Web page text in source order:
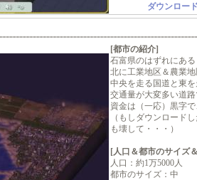
ダウンロー
[都市の紹介]
石富県のはずれにある
北に工業地区＆農業
中央を走る国道と東を
交通量が大変多い道路
資金は（一応）黒字
（もしダウンロード
も壊して・・・）
[人口＆都市のサイズ
人口：約1万5000人
都市のサイズ：中